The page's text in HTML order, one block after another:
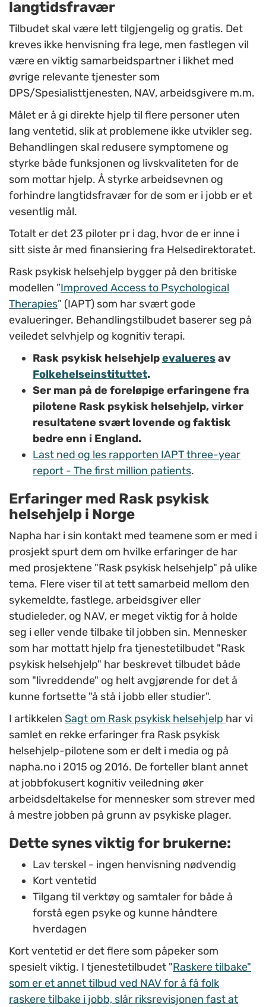
langtidsfravær
Tilbudet skal være lett tilgjengelig og gratis. Det
kreves ikke henvisning fra lege, men fastlegen vil
være en viktig samarbeidspartner i likhet med
øvrige relevante tjenester som
DPS/Spesialisttjenesten, NAV, arbeidsgivere m.m.
Målet er å gi direkte hjelp til flere personer uten
lang ventetid, slik at problemene ikke utvikler seg.
Behandlingen skal redusere symptomene og
styrke både funksjonen og livskvaliteten for de
som mottar hjelp. Å styrke arbeidsevnen og
forhindre langtidsfravær for de som er i jobb er et
vesentlig mål.
Totalt er det 23 piloter pr i dag, hvor de er inne i
sitt siste år med finansiering fra Helsedirektoratet.
Rask psykisk helsehjelp bygger på den britiske
modellen ”Improved Access to Psychological
Therapies” (IAPT) som har svært gode
evalueringer. Behandlingstilbudet baserer seg på
veiledet selvhjelp og kognitiv terapi.
Rask psykisk helsehjelpevalueresav
Folkehelseinstituttet.
Ser man på de foreløpige erfaringene fra
pilotene Rask psykisk helsehjelp, virker
resultatene svært lovende og faktisk
bedre enn i England.
Last ned og les rapporten IAPT three-year
report - The first million patients.
Erfaringer med Rask psykisk
helsehjelp i Norge
Napha har i sin kontakt med teamene som er med i
prosjekt spurt dem om hvilke erfaringer de har
med prosjektene "Rask psykisk helsehjelp" på ulike
tema. Flere viser til at tett samarbeid mellom den
sykemeldte, fastlege, arbeidsgiver eller
studieleder, og NAV, er meget viktig for å holde
seg i eller vende tilbake til jobben sin. Mennesker
som har mottatt hjelp fra tjenestetilbudet "Rask
psykisk helsehjelp" har beskrevet tilbudet både
som "livreddende" og helt avgjørende for det å
kunne fortsette "å stå i jobb eller studier".
I artikkelen Sagt om Rask psykisk helsehjelp har vi
samlet en rekke erfaringer fra Rask psykisk
helsehjelp-pilotene som er delt i media og på
napha.no i 2015 og 2016. De forteller blant annet
at jobbfokusert kognitiv veiledning øker
arbeidsdeltakelse for mennesker som strever med
å mestre jobben på grunn av psykiske plager.
Dette synes viktig for brukerne:
Lav terskel - ingen henvisning nødvendig
Kort ventetid
Tilgang til verktøy og samtaler for både å
forstå egen psyke og kunne håndtere
hverdagen
Kort ventetid er det flere som påpeker som
spesielt viktig. I tjenestetilbudet "Raskere tilbake"
som er et annet tilbud ved NAV for å få folk
raskere tilbake i jobb, slår riksrevisjonen fast at